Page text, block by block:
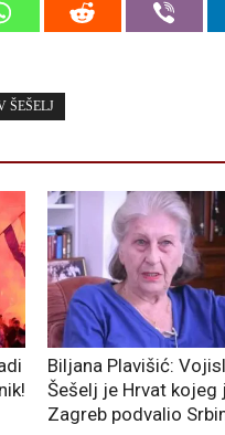
ŠEŠELJ
Biljana Plavišić:
Šešelj je Hrvat kojeg
Zagreb podvalio